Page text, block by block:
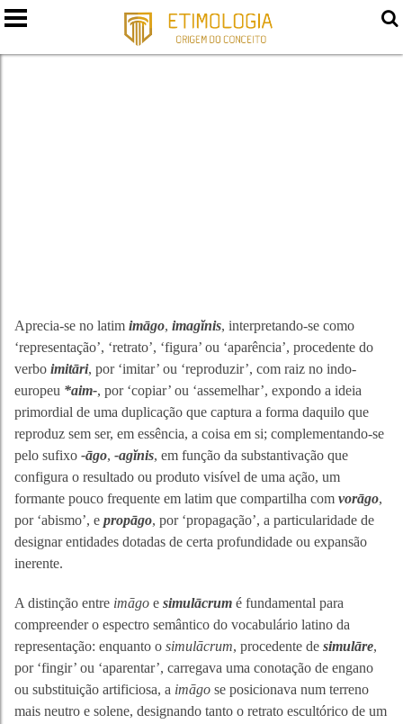
IMAGEM
Aprecia-se no latim imāgo, imagĭnis, interpretando-se como
‘representação’, ‘retrato’, ‘figura’ ou ‘aparência’, procedente do
verbo imitāri, por ‘imitar’ ou ‘reproduzir’, com raiz no indo-
europeu *aim-, por ‘copiar’ ou ‘assemelhar’, expondo a ideia
primordial de uma duplicação que captura a forma daquilo que
reproduz sem ser, em essência, a coisa em si; complementando-se
pelo sufixo -āgo, -agĭnis, em função da substantivação que
configura o resultado ou produto visível de uma ação, um
formante pouco frequente em latim que compartilha com vorāgo,
por ‘abismo’, e propāgo, por ‘propagação’, a particularidade de
designar entidades dotadas de certa profundidade ou expansão
inerente.
A distinção entre imāgo e simulācrum é fundamental para
compreender o espectro semântico do vocabulário latino da
representação: enquanto o simulācrum, procedente de simulāre,
por ‘fingir’ ou ‘aparentar’, carregava uma conotação de engano
ou substituição artificiosa, a imāgo se posicionava num terreno
mais neutro e solene, designando tanto o retrato escultórico de um